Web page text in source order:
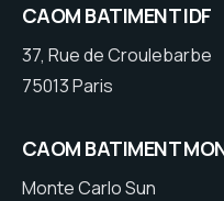
CAOM BATIMENT IDF
37, Rue de Croulebarbe
75013 Paris
CAOM BATIMENT
Monte Carlo Sun